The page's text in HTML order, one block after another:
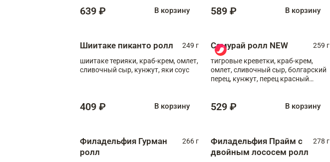
639 ₽ В корзину 589 ₽ В корзину
Шиитаке пиканто ролл
249 г
шиитаке терияки, краб-крем, омлет,
сливочный сыр, кунжут, яки соус
409 ₽ В корзину
Самурай ролл NEW
259 г
тигровые креветки, краб-крем,
омлет, сливочный сыр, болгарский
перец, кунжут, перец красный
529 ₽ В корзину
Филадельфия Гурман
ролл
266 г
Филадельфия Прайм с
двойным лососем ролл
278 г